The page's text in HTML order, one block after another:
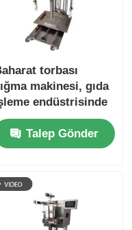
torbası
makinesi, gıda
endüstrisinde
otomatik ambalajlama
için
Talep Gönder